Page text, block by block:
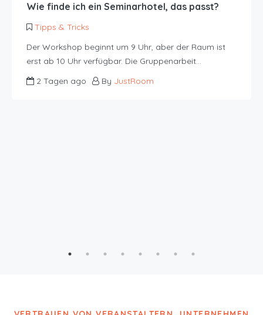
Wie finde ich ein Seminarhotel, das passt?
Tipps & Tricks
Der Workshop beginnt um 9 Uhr, aber der Raum ist
erst ab 10 Uhr verfügbar. Die Gruppenarbeit…
2 Tagen ago
By JustRoom